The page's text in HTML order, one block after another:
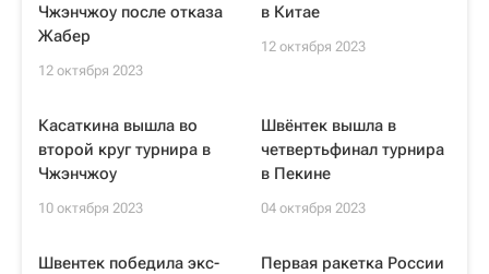
Чжэнчжоу после отказа
Жабер
12 октября 2023
в Китае
12 октября 2023
Касаткина вышла во
второй круг турнира в
Чжэнчжоу
10 октября 2023
Швёнтек вышла в
четвертьфинал турнира
в Пекине
04 октября 2023
Швентек победила экс-
Первая ракетка России